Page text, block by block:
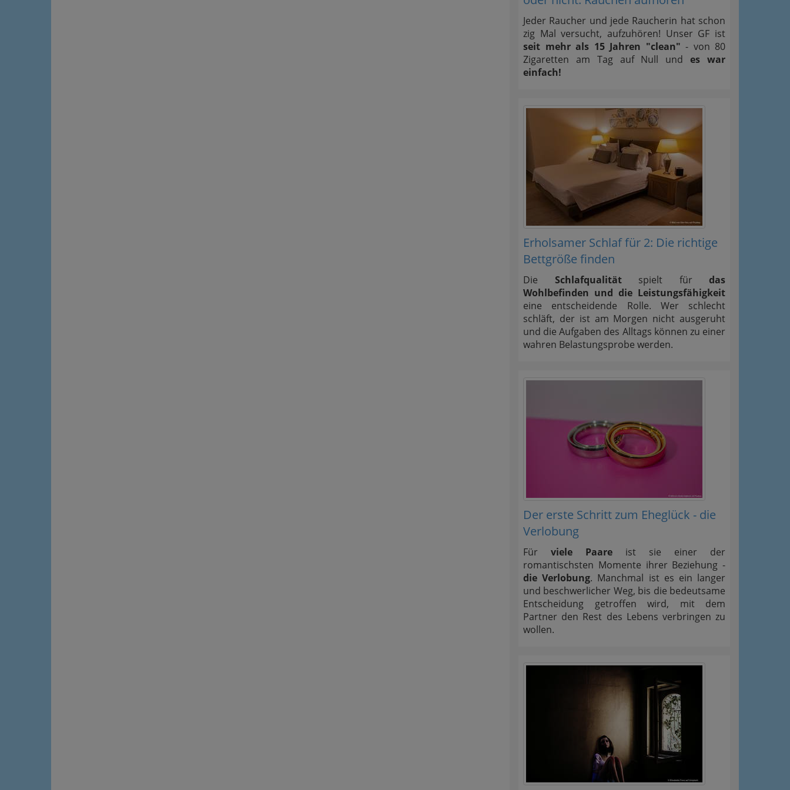
Jeder Raucher und jede Raucherin hat schon
zig Mal versucht, aufzuhören! Unser GF ist
seit mehr als 15 Jahren "clean" - von 80
Zigaretten am Tag auf Null undes war
einfach!
Erholsamer Schlaf für 2: Die richtige
Bettgröße finden
Die Schlafqualitätspielt für das
Wohlbefinden und die Leistungsfähigkeit
eine entscheidende Rolle. Wer schlecht
schläft, der ist am Morgen nicht ausgeruht
und die Aufgaben des Alltags können zu einer
wahren Belastungsprobe werden.
Der erste Schritt zum Eheglück - die
Verlobung
Für viele Paare ist sie einer der
romantischsten Momente ihrer Beziehung -
die Verlobung. Manchmal ist es ein langer
und beschwerlicher Weg, bis die bedeutsame
Entscheidung getroffen wird, mit dem
Partner den Rest des Lebens verbringen zu
wollen.